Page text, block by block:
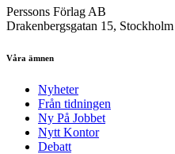
Perssons Förlag AB
Drakenbergsgatan 15, Stockholm
Våra ämnen
Nyheter
Från tidningen
Ny På Jobbet
Nytt Kontor
Debatt